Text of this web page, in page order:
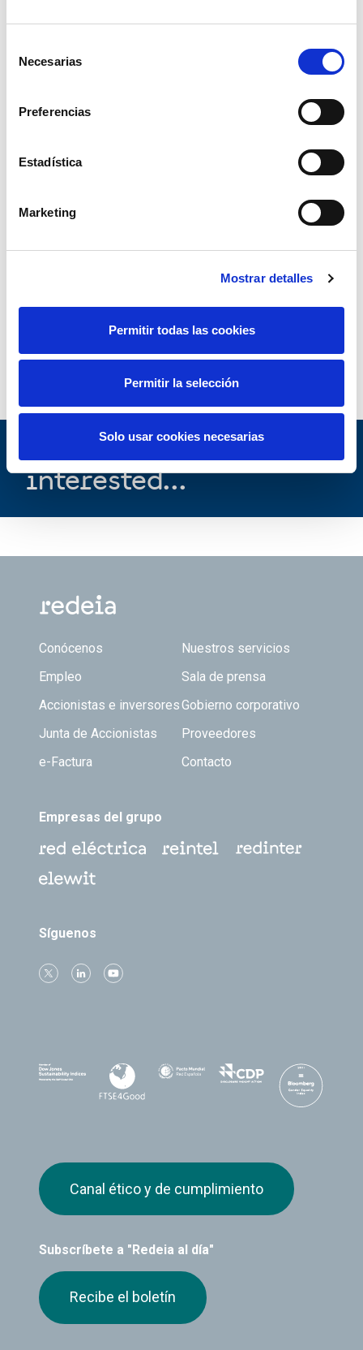
Necesarias
Preferencias
Estadística
Marketing
Mostrar detalles
Permitir todas las cookies
Permitir la selección
Solo usar cookies necesarias
descontados los efectos de la laboralidad y de la
temperatura por ser el dato que mejor refleja la
evolución del consumo.
You may be
interested...
Footer TOP
Conócenos
Nuestros servicios
Empleo
Sala de prensa
Accionistas e inversoresGobierno corporativo
Junta de Accionistas
Proveedores
e-Factura
Contacto
Empresas del grupo
Síguenos
Subscríbete a "Redeia al día"
Recibe el boletín
Canal ético y de cumplimiento